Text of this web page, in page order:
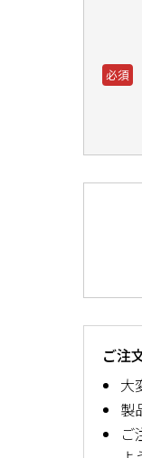
ご注
大
製
ご